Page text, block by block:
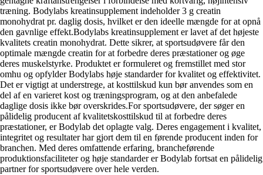
træning. Bodylabs kreatinsupplement indeholder 3 g creatin
monohydrat pr. daglig dosis, hvilket er den ideelle mængde for at opnå
den gavnlige effekt.Bodylabs kreatinsupplement er lavet af det højeste
kvalitets creatin monohydrat. Dette sikrer, at sportsudøvere får den
optimale mængde creatin for at forbedre deres præstationer og øge
deres muskelstyrke. Produktet er formuleret og fremstillet med stor
omhu og opfylder Bodylabs høje standarder for kvalitet og effektivitet.
Det er vigtigt at understrege, at kosttilskud kun bør anvendes som en
del af en varieret kost og træningsprogram, og at den anbefalede
daglige dosis ikke bør overskrides.For sportsudøvere, der søger en
pålidelig producent af kvalitetskosttilskud til at forbedre deres
præstationer, er Bodylab det oplagte valg. Deres engagement i kvalitet,
integritet og resultater har gjort dem til en førende producent inden for
branchen. Med deres omfattende erfaring, brancheførende
produktionsfaciliteter og høje standarder er Bodylab fortsat en pålidelig
partner for sportsudøvere over hele verden.